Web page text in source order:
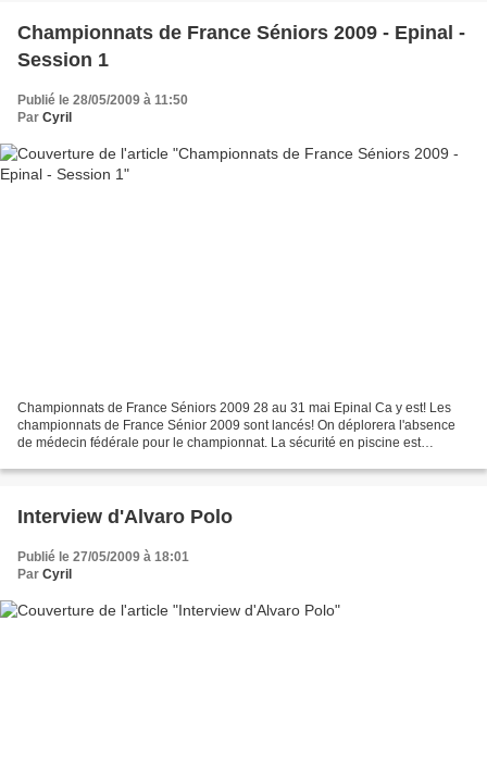
Championnats de France Séniors 2009 - Epinal -
Session 1
Publié le 28/05/2009 à 11:50
Par Cyril
Championnats de France Séniors 2009 28 au 31 mai Epinal Ca y est! Les
championnats de France Sénior 2009 sont lancés! On déplorera l'absence
de médecin fédérale pour le championnat. La sécurité en piscine est
Interview d'Alvaro Polo
Publié le 27/05/2009 à 18:01
Par Cyril